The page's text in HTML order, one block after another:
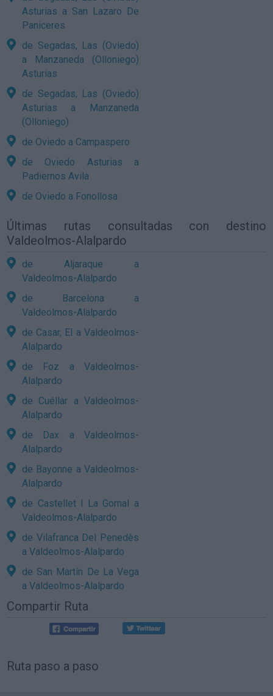
Asturias a San Lazaro De
Paniceres
de Segadas, Las (Oviedo)
a Manzaneda (Olloniego)
Asturias
de Segadas, Las (Oviedo)
Asturias a Manzaneda
(Olloniego)
de Oviedo a Campaspero
de Oviedo Asturias a
Padiernos Avila
de Oviedo a Fonollosa
Últimas rutas consultadas con destino
Valdeolmos-Alalpardo
de Aljaraque a
Valdeolmos-Alalpardo
de Barcelona a
Valdeolmos-Alalpardo
de Casar, El a Valdeolmos-
Alalpardo
de Foz a Valdeolmos-
Alalpardo
de Cuéllar a Valdeolmos-
Alalpardo
de Dax a Valdeolmos-
Alalpardo
de Bayonne a Valdeolmos-
Alalpardo
de Castellet I La Gornal a
Valdeolmos-Alalpardo
de Vilafranca Del Penedès
a Valdeolmos-Alalpardo
de San Martín De La Vega
a Valdeolmos-Alalpardo
Compartir Ruta
Ruta paso a paso